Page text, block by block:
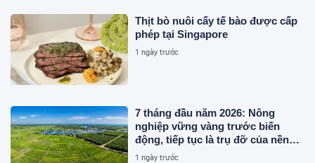
Thịt bò nuôi cấy tế bào được cấp
phép tại Singapore
1 ngày trước
7 tháng đầu năm 2026: Nông
nghiệp vững vàng trước biến
động, tiếp tục là trụ đỡ của nền
kinh tế
1 ngày trước